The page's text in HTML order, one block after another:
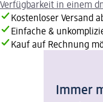
Verfügbarkeit in einem
Kostenloser Versand
Einfache &
Kauf auf Rechnung
Immer